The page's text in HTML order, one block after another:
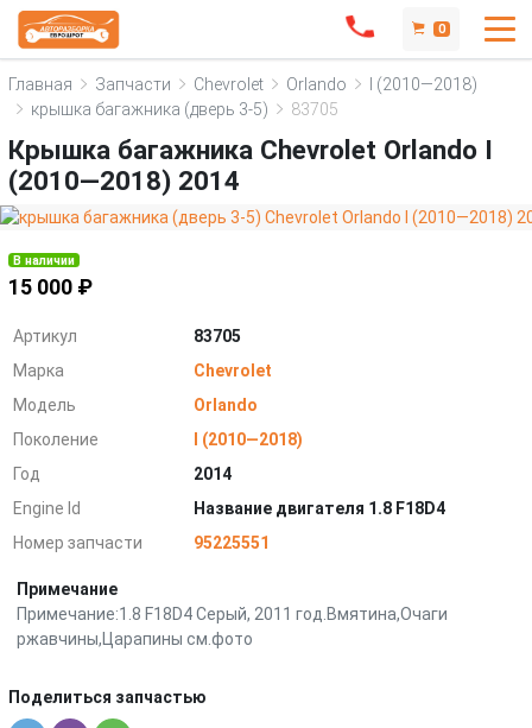
0
Главная Запчасти Chevrolet Orlando
I (2010—2018)
крышка багажника (дверь 3-5)
83705
Крышка багажника Chevrolet Orlando I
(2010—2018) 2014
В наличии
15 000 ₽
Артикул
83705
Марка
Chevrolet
Модель
Orlando
Поколение
I (2010—2018)
Год
2014
Engine Id
Название двигателя 1.8 F18D4
Номер запчасти
95225551
Примечание
Примечание:1.8 F18D4 Серый, 2011 год.Вмятина,Очаги
ржавчины,Царапины см.фото
Поделиться запчастью